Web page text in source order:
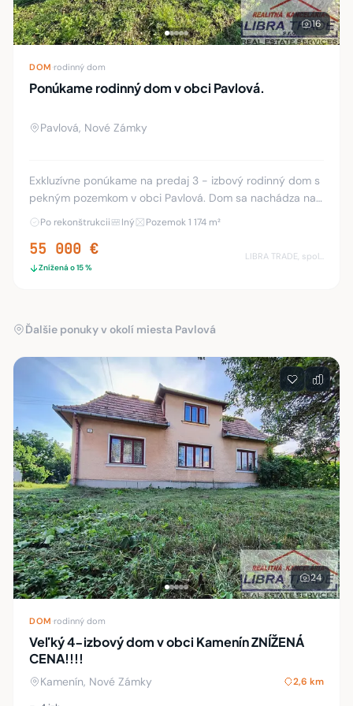
16
DOM rodinný dom
Ponúkame rodinný dom v obci Pavlová.
Pavlová, Nové Zámky
Exkluzívne ponúkame na predaj 3 - izbový rodinný dom s
pekným pozemkom v obci Pavlová. Dom sa nachádza na
pozemku s rozlohou 1174 m² . Na predaj čiastočne
zrekonštruovaný rodinný dom. Dispozícia domu:
Po rekonštrukcii Iný Pozemok 1 174 m²
55 000 €
Znížená o 15 %
Ďalšie ponuky v okolí miesta Pavlová
24
DOM rodinný dom
Veľký 4-izbový dom v obci Kamenín ZNÍŽENÁ
CENA!!!!
Kamenín, Nové Zámky 2,6 km